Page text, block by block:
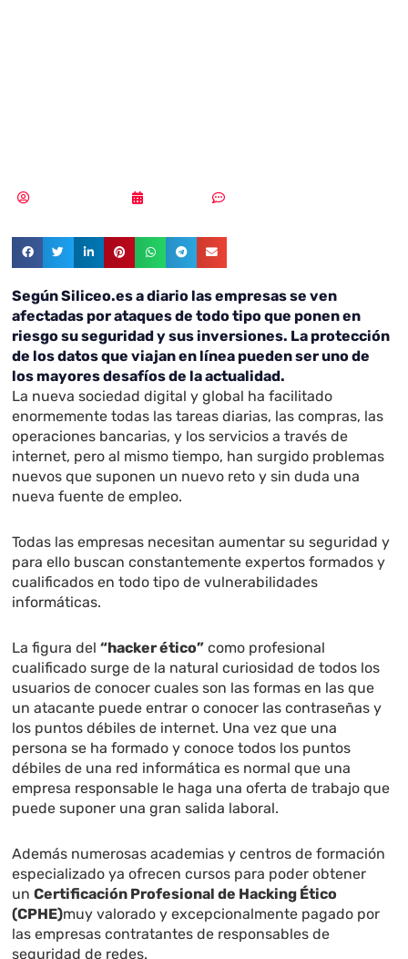
Según Siliceo.es a diario las empresas se ven
afectadas por ataques de todo tipo que ponen en
riesgo su seguridad y sus inversiones. La protección
de los datos que viajan en línea pueden ser uno de
los mayores desafíos de la actualidad.
La nueva sociedad digital y global ha facilitado
enormemente todas las tareas diarias, las compras, las
operaciones bancarias, y los servicios a través de
internet, pero al mismo tiempo, han surgido problemas
nuevos que suponen un nuevo reto y sin duda una
nueva fuente de empleo.
Todas las empresas necesitan aumentar su seguridad y
para ello buscan constantemente expertos formados y
cualificados en todo tipo de vulnerabilidades
informáticas.
La figura del“hacker ético” como profesional
cualificado surge de la natural curiosidad de todos los
usuarios de conocer cuales son las formas en las que
un atacante puede entrar o conocer las contraseñas y
los puntos débiles de internet. Una vez que una
persona se ha formado y conoce todos los puntos
débiles de una red informática es normal que una
empresa responsable le haga una oferta de trabajo que
puede suponer una gran salida laboral.
Además numerosas academias y centros de formación
especializado ya ofrecen cursos para poder obtener
unCertificación Profesional de Hacking Ético
(CPHE)muy valorado y excepcionalmente pagado por
las empresas contratantes de responsables de
seguridad de redes.